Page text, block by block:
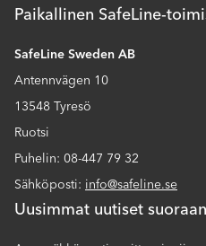
Paikallinen SafeLine-
SafeLine Sweden AB
Antennvägen 10
13548 Tyresö
Ruotsi
Puhelin: 08-447 79 32
Sähköposti: info@safeline.se
Uusimmat uutiset